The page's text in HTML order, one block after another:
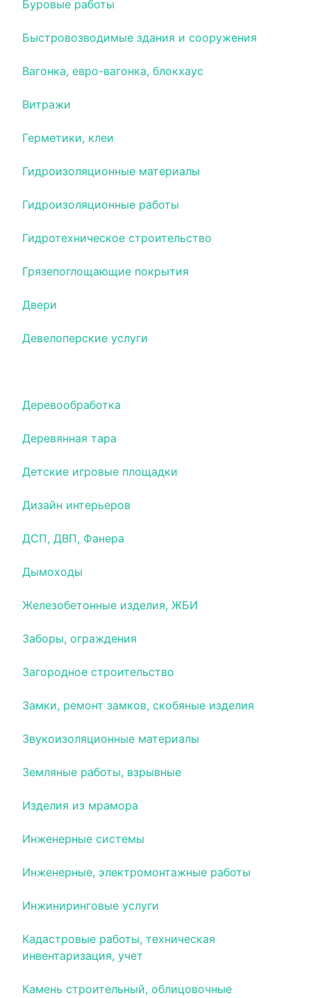
Буровые работы
Быстровозводимые здания и сооружения
Вагонка, евро-вагонка, блокхаус
Витражи
Герметики, клеи
Гидроизоляционные материалы
Гидроизоляционные работы
Гидротехническое строительство
Грязепоглощающие покрытия
Двери
Девелоперские услуги
Деревообработка
Деревянная тара
Детские игровые площадки
Дизайн интерьеров
ДСП, ДВП, Фанера
Дымоходы
Железобетонные изделия, ЖБИ
Заборы, ограждения
Загородное строительство
Замки, ремонт замков, скобяные изделия
Звукоизоляционные материалы
Земляные работы, взрывные
Изделия из мрамора
Инженерные системы
Инженерные, электромонтажные работы
Инжиниринговые услуги
Кадастровые работы, техническая
инвентаризация, учет
Камень строительный, облицовочные